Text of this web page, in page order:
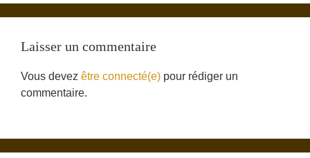
Laisser un commentaire
Vous devez être connecté(e) pour rédiger un
commentaire.